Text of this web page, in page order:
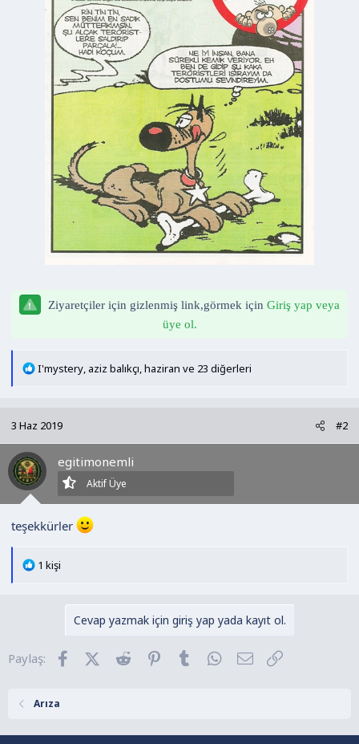
h
i
Ziyaretçiler için gizlenmiş link,görmek için Giriş yap veya
üye ol.
T
l
e
r
I'mystery, aziz balıkçı,haziran ve 23 diğerleri
3 Haz 2019 #2
egitimonemli
Aktif Üye
teşekkürler
T
e
1 kişi
Cevap yazmak için giriş yap yada kayıt ol.
Paylaş: FacebookX (Twitter)
Reddit Pinterest
Tumblr WhatsApp
E-posta
Arıza